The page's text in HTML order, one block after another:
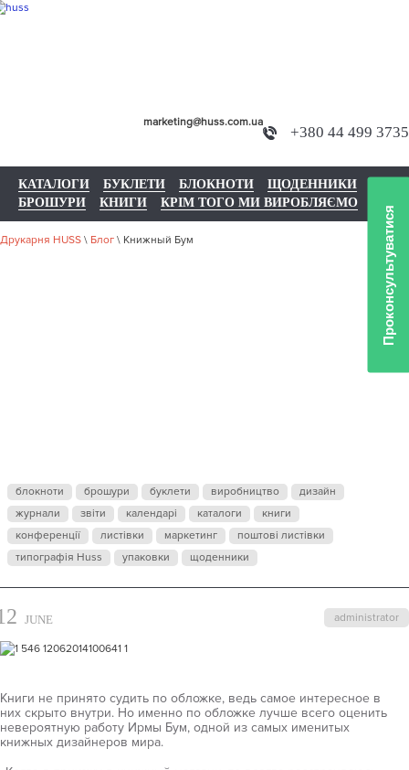
+380 44 499 3735
marketing@huss.com.ua
КАТАЛОГИ БУКЛЕТИ БЛОКНОТИ
ЩОДЕННИКИ
БРОШУРИ
КНИГИ КРІМ ТОГО МИ ВИРОБЛЯЄМО
Друкарня HUSS \ Блог \ Книжный Бум
КНИЖНЫЙ
блокноти брошури буклети виробництво
дизайн
журнали
звіти календарі каталоги
книги
конференції
листівки маркетинг
поштові листівки
типографія Huss
упаковки щоденники
administrator
JUNE
Книги не принято судить по обложке, ведь самое интересное в
них скрыто внутри. Но именно по обложке лучше всего оценить
невероятную работу Ирмы Бум, одной из самых именитых
книжных дизайнеров мира.
Проконсультуватися